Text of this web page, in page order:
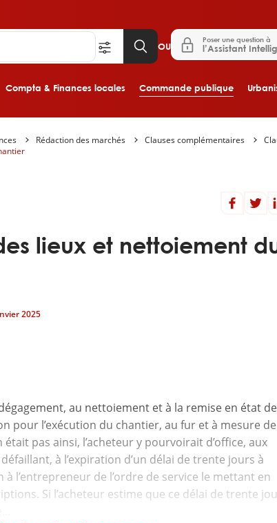
Aller au contenu
Compta & Finances locales Commande publique
OU
Poser une question à
l’Assistant
Rédaction des marchés Clauses complémentaires
lieux et nettoiement
2025
au nettoiement et à la remise en état
pour l’exécution du chantier, au fur et à mesure de
était pas ainsi, l’acheteur y pourvoirait d’office, aux
à l’expiration d’un délai de trente jours à
l’entrepreneur de l’ordre de service le mettant en
Si l’acheteur estime que ce délai de trente